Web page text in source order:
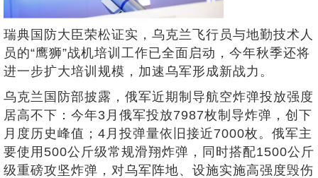
瑞典国防大臣荣松证实，乌克兰飞行员与地勤技术人
员的“鹰狮”战机培训工作已全面启动，今年秋季还将
进一步扩大培训规模，加速乌军形成新战力。
乌克兰国防部披露，俄军近期制导航空炸弹投放强度
居高不下：今年3月俄军投放7987枚制导炸弹，创下
月度历史峰值；4月投弹量依旧接近7000枚。俄军主
要使用500公斤级常规滑翔炸弹，同时搭配1500公斤
级重磅攻坚炸弹，对乌军阵地、设施实施高强度毁伤